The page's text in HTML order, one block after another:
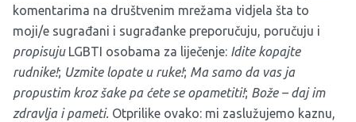
komentarima na društvenim mrežama vidjela šta to
moji/e sugrađani i sugrađanke preporučuju, poručuju i
propisujuLGBTI osobama za liječenje: Idite kopajte
rudnike!; Uzmite lopate u ruke!; Ma samo da vas ja
propustim kroz šake pa ćete se opametiti!; Bože – daj im
zdravlja i pameti. Otprilike ovako: mi zaslužujemo kaznu,